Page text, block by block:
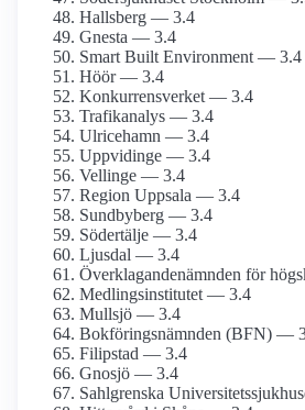
Hallsberg — 3.4
Gnesta — 3.4
Smart Built Environment — 3.4
Höör — 3.4
Konkurrensverket — 3.4
Trafikanalys — 3.4
Ulricehamn — 3.4
Uppvidinge — 3.4
Vellinge — 3.4
Region Uppsala — 3.4
Sundbyberg — 3.4
Södertälje — 3.4
Ljusdal — 3.4
Överklagandenämnden för
Medlingsinstitutet — 3.4
Mullsjö — 3.4
Bokföringsnämnden (BFN) —
Filipstad — 3.4
Gnosjö — 3.4
Sahlgrenska